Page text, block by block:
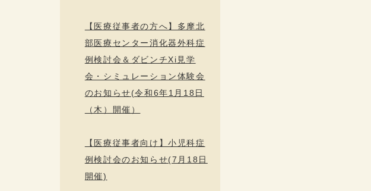
【医療従事者の方へ】多摩北
部医療センター消化器外科症
例検討会＆ダビンチXi見学
会・シミュレーション体験会
のお知らせ(令和6年1月18日
（木）開催）
【医療従事者向け】小児科症
例検討会のお知らせ(7月18日
開催)